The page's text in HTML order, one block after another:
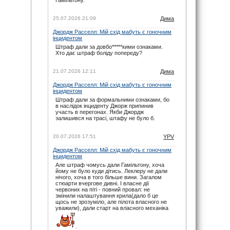
початку гонки. По вашим помилкам люди
видаліть час, якщо не можете чітко
встановити годину початку гонок. Другий рік
косячите. Не серйозно.
07.06.26 15:22
Sweden1984: Вітаю шановні.
А де тут трансляція? Щось не можу знайти
noteyu: Тепер головна інтрига: залишиться
Кімі лідером на старті чи, як завжди…
03.05.26 14:04
Джордж, а Кімі.
noteyu: Перевантаження 50G відчув Берман
під час зіткнення з бар'єром, повідомив Девід
Крофт
29.03.26 09:12
Дима: Навряд — Рассел ще більше програв
на старті. Червоні дуже гарно стартують.
15.03.26 15:43
noteyu: Мерси у своїй лізі. Був би Кімі
досвідченіший, то взагалі не було би шансів в
інших
25.07.2026 21:09 Дима
Джордж Расселл: Мій схід мабуть є гоночним
інцидентом
Штраф дали за довбо*****кими ознаками.
Хто дає штраф боліду попереду?
21.07.2026 12:11 Дима
Джордж Расселл: Мій схід мабуть є гоночним
інцидентом
Штраф дали за формальними ознаками, бо
в наслідок інциденту Джорж припинив
участь в перегонах. Якби Джордж
залишився на трасі, штафу не було б.
20.07.2026 17:51 YPV
Джордж Расселл: Мій схід мабуть є гоночним
інцидентом
Але штраф чомусь дали Гамільтону, хоча
йому не було куди дітись. Леклеру не дали
нічого, хоча в того більше вини. Загалом
стюарти вчергове дивні. І власне дії
червоних на піті - повний провал: не
змінили налаштування крила(дало б це
щось не зрозуміло, але пілота власного не
уважили), дали старт на власного механіка